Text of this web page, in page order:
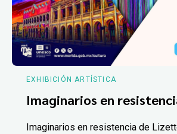
EXHIBICIÓN ARTÍSTICA
Imaginarios en
Imaginarios en resistencia de